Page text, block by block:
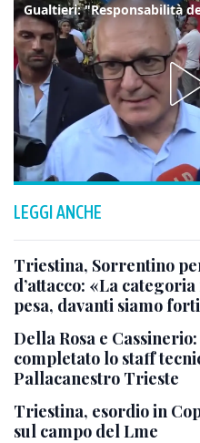
LEGGI ANCHE
Triestina, Sorrentino
d’attacco: «La
pesa, davanti siamo
Della Rosa e Cassinerio:
completato lo staff
Pallacanestro Trieste
Triestina, esordio in
sul campo del Lme